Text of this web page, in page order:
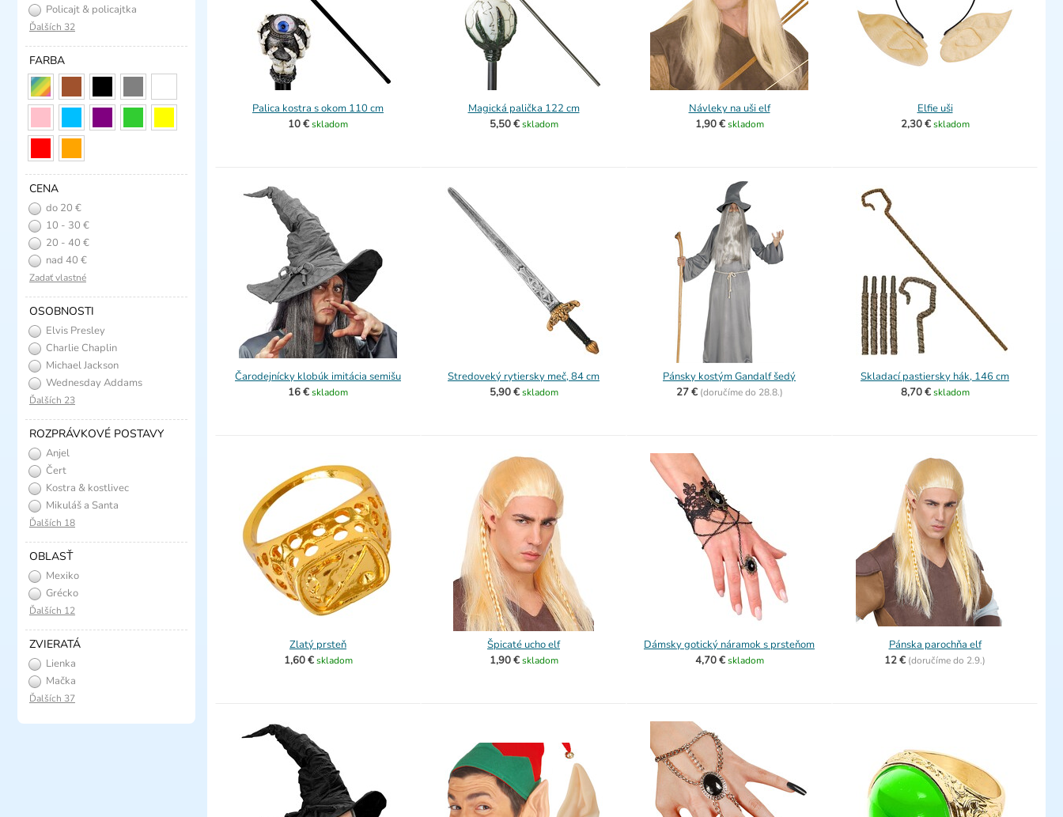
Palica kostra s okom 110 cm
10 €skladom
Magická palička 122 cm
5,50 € skladom
Návleky na uši elf
1,90 € skladom
Elfie uši
2,30 € skladom
Čarodejnícky klobúk imitácia semišu
16 €skladom
Stredoveký rytiersky meč, 84 cm
5,90 € skladom
Pánsky kostým Gandalf šedý
27 € (doručíme do 28.8.)
Skladací pastiersky hák, 146 cm
8,70 € skladom
Zlatý prsteň
1,60 € skladom
Špicaté ucho elf
1,90 € skladom
Dámsky gotický náramok s prsteňom
4,70 € skladom
Pánska parochňa elf
12 € (doručíme do 2.9.)
Policajt & policajtka
Ďalších 32
FARBA
CENA
do 20 €
10 - 30 €
20 - 40 €
nad 40 €
Zadať vlastné
OSOBNOSTI
Elvis Presley
Charlie Chaplin
Michael Jackson
Wednesday Addams
Ďalších 23
ROZPRÁVKOVÉ POSTAVY
Anjel
Čert
Kostra & kostlivec
Mikuláš a Santa
Ďalších 18
OBLASŤ
Mexiko
Grécko
Ďalších 12
ZVIERATÁ
Lienka
Mačka
Ďalších 37